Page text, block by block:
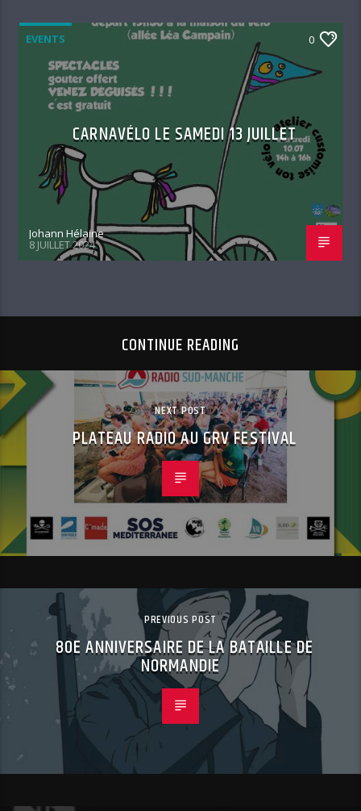
EVENTS 0
CARNAVÉLO LE SAMEDI 13 JUILLET
Johann Hélaine
8 JUILLET 2024
CONTINUE READING
NEXT POST
PLATEAU RADIO AU GRV FESTIVAL
PREVIOUS POST
80E ANNIVERSAIRE DE LA BATAILLE DE
NORMANDIE